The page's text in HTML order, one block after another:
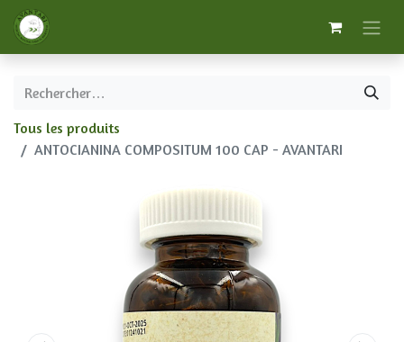
Tous les produits
ANTOCIANINA COMPOSITUM 100 CAP - AVANTARI